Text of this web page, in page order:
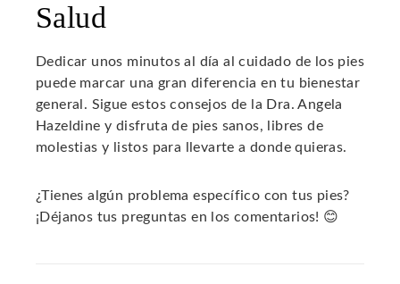
Salud
Dedicar unos minutos al día al cuidado de los pies
puede marcar una gran diferencia en tu bienestar
general. Sigue estos consejos de la Dra. Angela
Hazeldine y disfruta de pies sanos, libres de
molestias y listos para llevarte a donde quieras.
¿Tienes algún problema específico con tus pies?
¡Déjanos tus preguntas en los comentarios! 😊